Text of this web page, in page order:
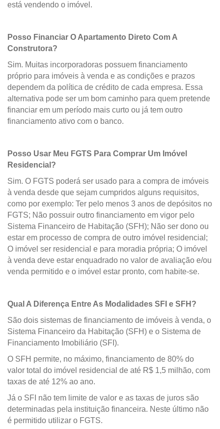
está vendendo o imóvel.
Posso Financiar O Apartamento Direto Com A
Construtora?
Sim. Muitas incorporadoras possuem financiamento
próprio para imóveis à venda e as condições e prazos
dependem da política de crédito de cada empresa. Essa
alternativa pode ser um bom caminho para quem pretende
financiar em um período mais curto ou já tem outro
financiamento ativo com o banco.
Posso Usar Meu FGTS Para Comprar Um Imóvel
Residencial?
Sim. O FGTS poderá ser usado para a compra de imóveis
à venda desde que sejam cumpridos alguns requisitos,
como por exemplo: Ter pelo menos 3 anos de depósitos no
FGTS; Não possuir outro financiamento em vigor pelo
Sistema Financeiro de Habitação (SFH); Não ser dono ou
estar em processo de compra de outro imóvel residencial;
O imóvel ser residencial e para moradia própria; O imóvel
à venda deve estar enquadrado no valor de avaliação e/ou
venda permitido e o imóvel estar pronto, com habite-se.
Qual A Diferença Entre As Modalidades SFI e SFH?
São dois sistemas de financiamento de imóveis à venda, o
Sistema Financeiro da Habitação (SFH) e o Sistema de
Financiamento Imobiliário (SFI).
O SFH permite, no máximo, financiamento de 80% do
valor total do imóvel residencial de até R$ 1,5 milhão, com
taxas de até 12% ao ano.
Já o SFI não tem limite de valor e as taxas de juros são
determinadas pela instituição financeira. Neste último não
é permitido utilizar o FGTS.